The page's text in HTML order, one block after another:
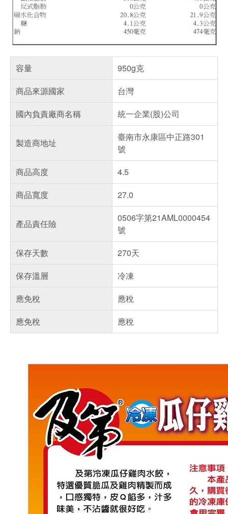
容量
950g克
商品來源國家
台灣
國內負責廠商名稱
統一企業(股)公司
製造商地址
臺南市永康區中正路301
號
商品高度
4.5
商品寬度
27.0
產品責任險
0506字第21AML0000454
號
保存天數
270天
保存溫層
冷凍
應免稅
應稅
應免稅
應稅